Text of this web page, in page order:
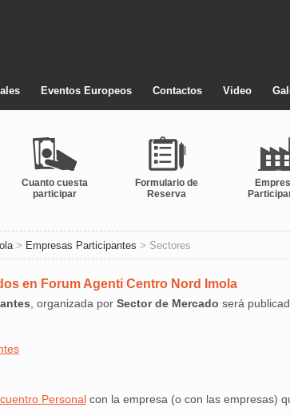
Eventos Europeos Contactos Video
Cuanto cuesta
participar
Formulario de
Reserva
> Empresas Participantes > Sectores
en Forum Agenti Centro Nord Imola
, organizada por Sector de Mercado será
Personal con la empresa (o con las empresas)